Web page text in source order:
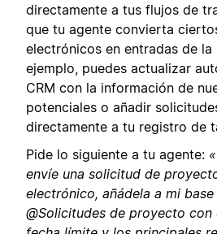
directamente a tus flujos de
que tu agente convierta
electrónicos en entradas de
ejemplo, puedes actualizar
CRM con la información de
potenciales o añadir
directamente a tu registro de
Pide lo siguiente a tu agente:
envíe una solicitud de
electrónico, añádela a mi
@Solicitudes de proyecto con